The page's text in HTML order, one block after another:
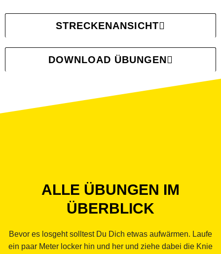
STRECKENANSICHT
DOWNLOAD ÜBUNGEN
ALLE ÜBUNGEN IM
ÜBERBLICK
Bevor es losgeht solltest Du Dich etwas aufwärmen. Laufe
ein paar Meter locker hin und her und ziehe dabei die Knie